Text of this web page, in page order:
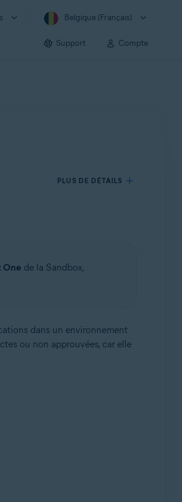
Belgique (Français)
Support Compte
PLUS DE DÉTAILS
One de la Sandbox,
dans un environnement
ou non approuvées, car elle